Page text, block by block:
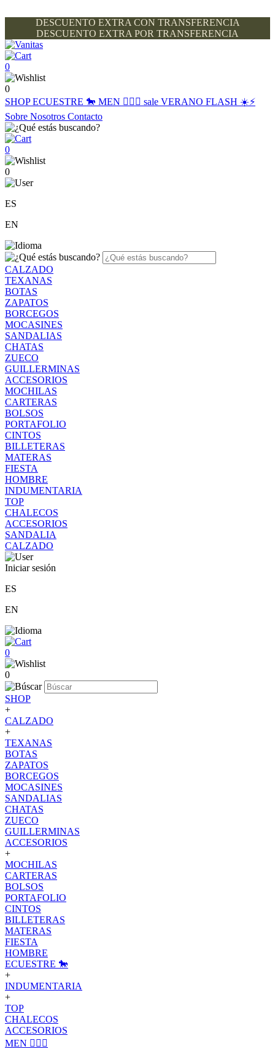
DESCUENTO EXTRA CON TRANSFERENCIA
DESCUENTO EXTRA POR TRANSFERENCIA
0
0
SHOPECUESTRE 🐎 MEN 🙋🏽‍♂️ sale VERANO FLASH ☀️⚡️
Sobre Nosotros Contacto
0
0
ES
EN
CALZADO
TEXANAS
BOTAS
ZAPATOS
BORCEGOS
MOCASINES
SANDALIAS
CHATAS
ZUECO
GUILLERMINAS
ACCESORIOS
MOCHILAS
CARTERAS
BOLSOS
PORTAFOLIO
CINTOS
BILLETERAS
MATERAS
FIESTA
HOMBRE
INDUMENTARIA
TOP
CHALECOS
ACCESORIOS
SANDALIA
CALZADO
Iniciar sesión
ES
EN
0
0
SHOP
+
CALZADO
+
TEXANAS
BOTAS
ZAPATOS
BORCEGOS
MOCASINES
SANDALIAS
CHATAS
ZUECO
GUILLERMINAS
ACCESORIOS
+
MOCHILAS
CARTERAS
BOLSOS
PORTAFOLIO
CINTOS
BILLETERAS
MATERAS
FIESTA
HOMBRE
ECUESTRE 🐎
+
INDUMENTARIA
+
TOP
CHALECOS
ACCESORIOS
MEN 🙋🏽‍♂️